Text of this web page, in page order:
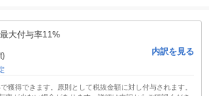
最大付与率11%
内訳を見る
獲得できます。原則として税抜金額に対し付与されます。